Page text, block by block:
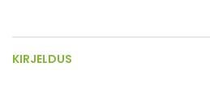
KIRJELDUS